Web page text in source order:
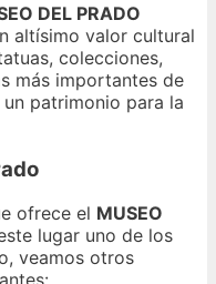
DEL PRADO
altísimo valor cultural
colecciones,
más importantes de
patrimonio para la
ofrece el MUSEO
lugar uno de los
veamos otros